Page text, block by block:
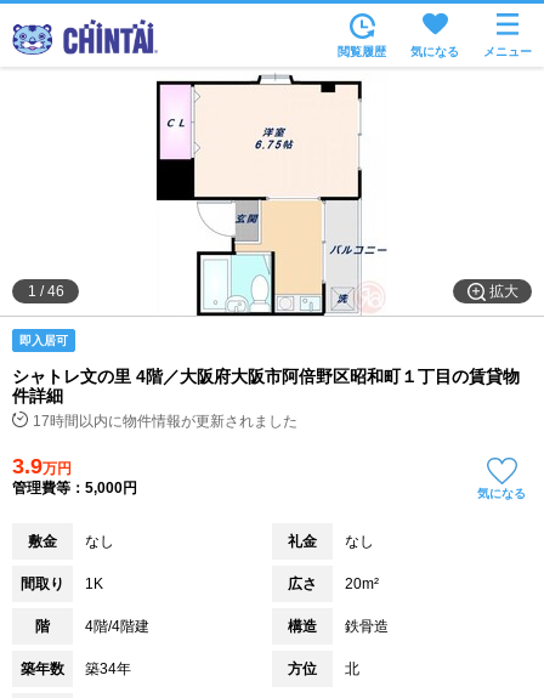
沿線・駅から
住所から
家賃相場から
通勤通学時間から
物件特集から
不動産会社から
閲覧履歴 気になる メニュー
拡大
1 /46
即入居可
シャトレ文の里 4階／大阪府大阪市阿倍野区昭和町１丁目の賃貸物
件詳細
17時間以内に物件情報が更新されました
3.9万円
管理費等：5,000円
気になる
敷金 なし 礼金 なし
間取り 1K 広さ 20m²
階 4階/4階建 構造 鉄骨造
築年数 築34年 方位 北